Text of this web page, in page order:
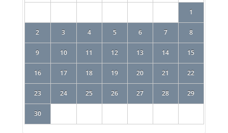
1
2 3 4 5 6 7 8
9 10 11 12 13 14 15
16 17 18 19 20 21 22
23 24 25 26 27 28 29
30